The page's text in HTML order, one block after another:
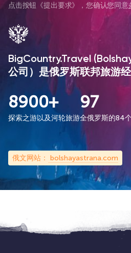
点击按钮《提出要求》，您确认您同意
BigCountry.Travel
公司）是俄罗斯联邦旅游经
8900+
探索之游以及河轮旅游
97
全俄罗斯的84
俄文网站： bolshayastrana.com